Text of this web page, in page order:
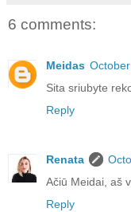
6 comments:
Meidas
Sita sriubyte
Reply
Renata
Ačiū Meidai, aš
Reply